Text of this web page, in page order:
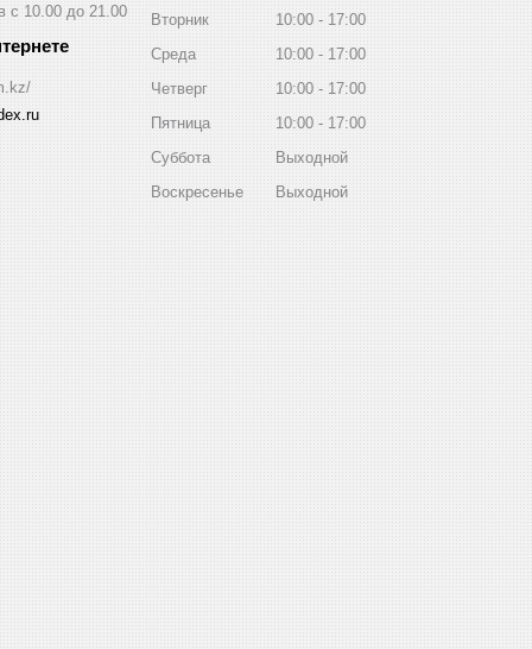
с 10.00 до 21.00
Вторник
10:00
17:00
Среда
10:00
17:00
Четверг
10:00
17:00
Пятница
10:00
17:00
Суббота
Выходной
Воскресенье
Выходной